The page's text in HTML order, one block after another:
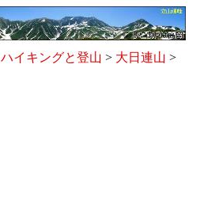
ハイキングと登山 > 大日連山 >